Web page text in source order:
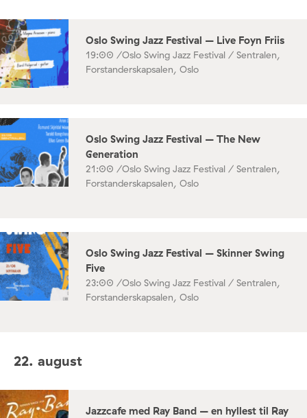
Oslo Swing Jazz Festival – Live Foyn Friis
19:00 /Oslo Swing Jazz Festival / Sentralen,
Forstanderskapsalen, Oslo
Oslo Swing Jazz Festival – The New
Generation
21:00 /Oslo Swing Jazz Festival / Sentralen,
Forstanderskapsalen, Oslo
Oslo Swing Jazz Festival – Skinner Swing
Five
23:00 /Oslo Swing Jazz Festival / Sentralen,
Forstanderskapsalen, Oslo
22. august
Jazzcafe med Ray Band – en hyllest til Ray